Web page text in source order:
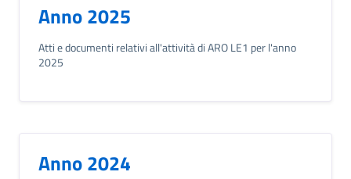
Anno 2025
Atti e documenti relativi all'attività di ARO LE1 per l'anno
2025
Anno 2024